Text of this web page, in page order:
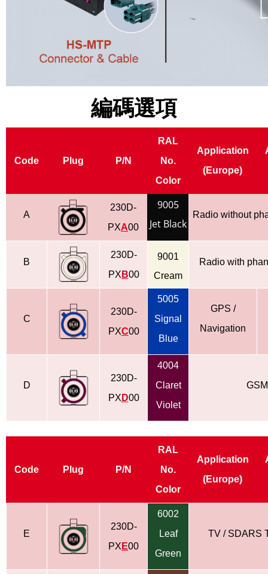
編碼選項
Code Plug P/N
RAL
No.
Color
Application
(Europe)
A
230D-
PXA00
9005
Jet Black
Radio without
B
230D-
PX B00
9001
Cream
Radio with
C
230D-
PXC00
5005
Signal
Blue
GPS /
Navigation
D
230D-
PX D00
4004
Claret
Violet
GSM
Code Plug P/N
RAL
No.
Color
Application
(Europe)
E
230D-
PX E00
6002
Leaf
Green
TV / SDARS